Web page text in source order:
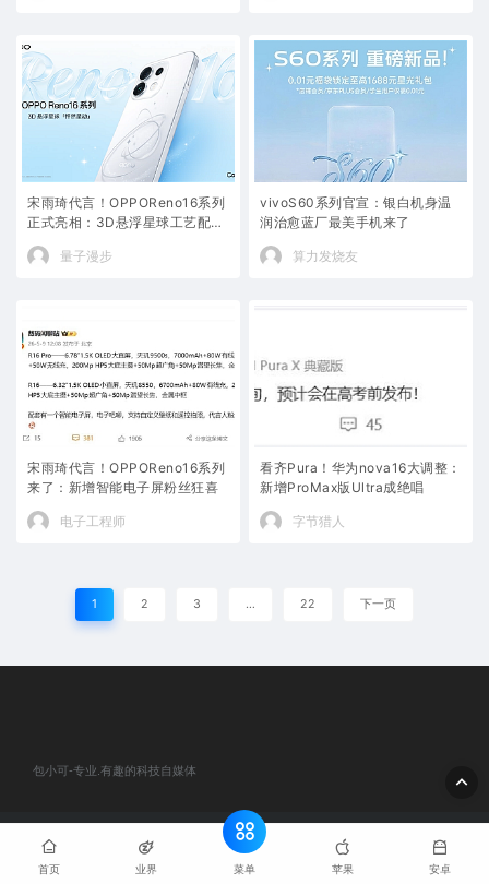
宋雨琦代言！OPPOReno16系列
正式亮相：3D悬浮星球工艺配色
梦幻
量子漫步
vivoS60系列官宣：银白机身温
润治愈蓝厂最美手机来了
算力发烧友
宋雨琦代言！OPPOReno16系列
来了：新增智能电子屏粉丝狂喜
电子工程师
看齐Pura！华为nova16大调整：
新增ProMax版Ultra成绝唱
字节猎人
1 2 3 … 22 下一页
包小可-专业.有趣的科技自媒体
© 2020 包小可-专业.有趣的科技自媒体. All rights reserved
网站地
粤ICP备2024184932号-1
首页 业界 菜单 苹果 安卓